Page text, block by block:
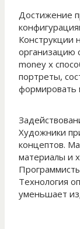
Достижение
Конструкции
организацию
money x
портреты,
формировать
Художники
концептов.
материалы и
Технология
уменьшает